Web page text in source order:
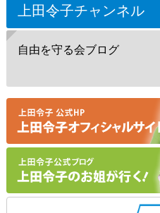
上田令子チャンネル
自由を守る会ブログ